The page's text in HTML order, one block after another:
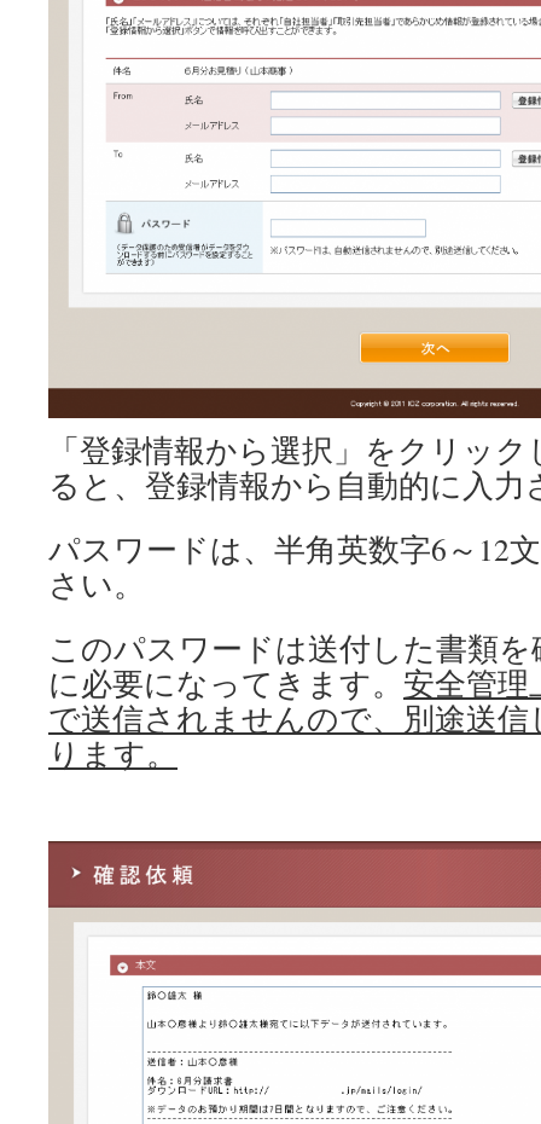
「登録情報から選択」をクリッ
ると、登録情報から自動的に入力
パスワードは、半角英数字6～12
さい。
このパスワードは送付した書類
に必要になってきます。 安全管
で送信されませんので、別途送
ります。